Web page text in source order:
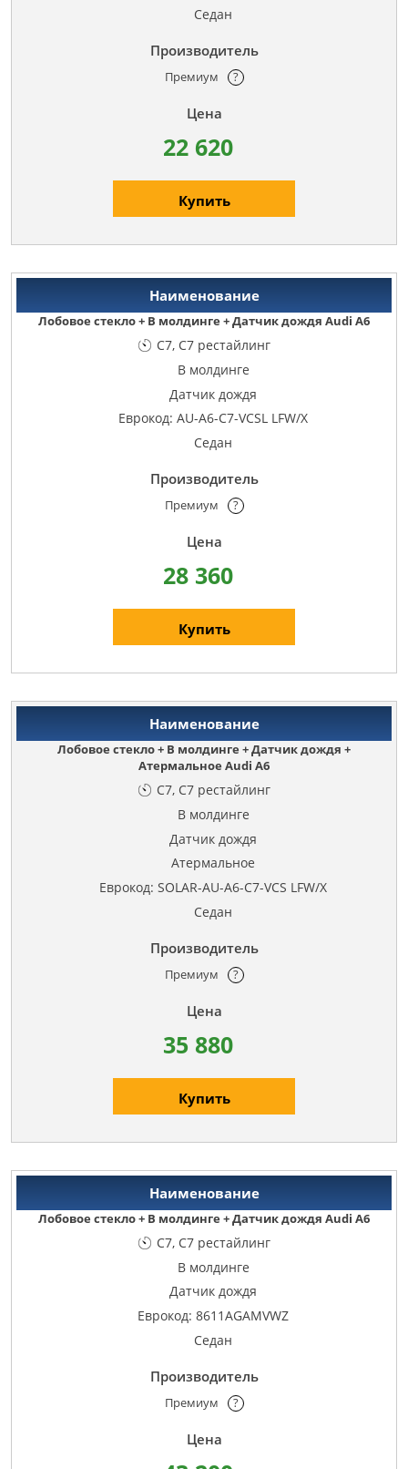
Седан
Премиум ?
22 620
Купить
Лобовое стекло + В молдинге + Датчик дождя Audi A6
C7, C7 рестайлинг
В молдинге
Датчик дождя
Еврокод: AU-A6-C7-VCSL LFW/X
Седан
Премиум ?
28 360
Купить
Лобовое стекло + В молдинге + Датчик дождя +
Атермальное Audi A6
C7, C7 рестайлинг
В молдинге
Датчик дождя
Атермальное
Еврокод: SOLAR-AU-A6-C7-VCS LFW/X
Седан
Премиум ?
35 880
Купить
Лобовое стекло + В молдинге + Датчик дождя Audi A6
C7, C7 рестайлинг
В молдинге
Датчик дождя
Еврокод: 8611AGAMVWZ
Седан
Премиум ?